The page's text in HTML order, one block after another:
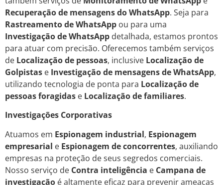
Recuperação de mensagens do WhatsApp. Seja para
Rastreamento de WhatsApp ou para uma
Investigação de WhatsApp detalhada, estamos prontos
para atuar com precisão. Oferecemos também serviços
de Localização de pessoas, inclusive Localização de
Golpistas e Investigação de mensagens de WhatsApp,
utilizando tecnologia de ponta para Localização de
pessoas foragidas e Localização de familiares.
Investigações Corporativas
Atuamos em Espionagem industrial, Espionagem
empresarial e Espionagem de concorrentes, auxiliando
empresas na proteção de seus segredos comerciais.
Nosso serviço de Contra inteligência e Campana de
investigação é altamente eficaz para prevenir ameaças